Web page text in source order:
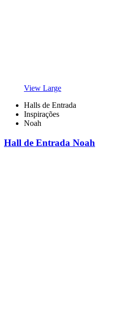
View Large
Halls de Entrada
Inspirações
Noah
Hall de Entrada Noah